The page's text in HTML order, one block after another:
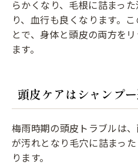
らかくなり、毛根に詰まっ
り、血行も良くなります。
とで、身体と頭皮の両方を
ます。
頭皮ケアはシャンプ
梅雨時期の頭皮トラブルは
が汚れとなり毛穴に詰まっ
ります。